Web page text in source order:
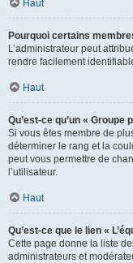
Haut
Pourquoi certains
L’administrateur peut
rendre facilement
Haut
Qu’est-ce qu’un « Groupe
Si vous êtes membre de
déterminer le rang et la
peut vous permettre de
l’utilisateur.
Haut
Qu’est-ce que le lien «
Cette page donne la liste
administrateurs et